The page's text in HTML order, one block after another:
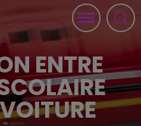
ENTRE